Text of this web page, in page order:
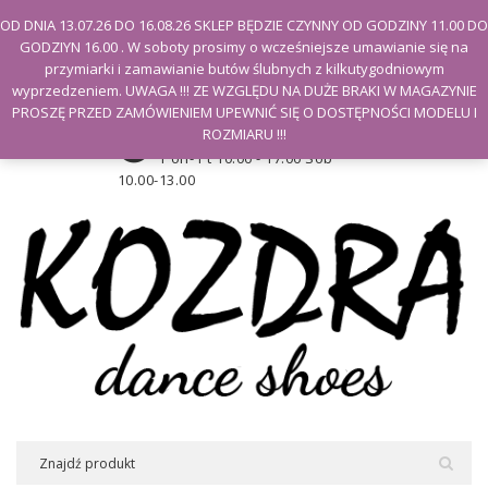
Witamy na stronie Kozdra
Moje konto
Godziny otwarcia sklepu
Pon- Pt 10.00 - 17.00 Sob
10.00-13.00
OD DNIA 13.07.26 DO 16.08.26 SKLEP BĘDZIE CZYNNY OD GODZINY 11.00 DO
GODZIYN 16.00 . W soboty prosimy o wcześniejsze umawianie się na
przymiarki i zamawianie butów ślubnych z kilkutygodniowym
wyprzedzeniem. UWAGA !!! ZE WZGLĘDU NA DUŻE BRAKI W MAGAZYNIE
PROSZĘ PRZED ZAMÓWIENIEM UPEWNIĆ SIĘ O DOSTĘPNOŚCI MODELU I
ROZMIARU !!!